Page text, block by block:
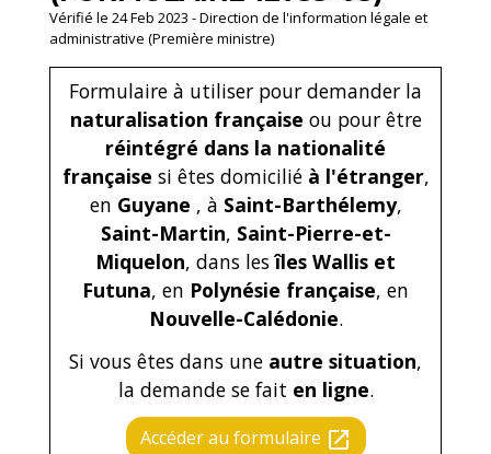
Vérifié le 24 Feb 2023 - Direction de l'information légale et
administrative (Première ministre)
Formulaire à utiliser pour demander la
naturalisation française ou pour être
réintégré dans la nationalité
française si êtes domicilié à l'étranger,
en Guyane , à Saint-Barthélemy,
Saint-Martin, Saint-Pierre-et-
Miquelon, dans lesîles Wallis et
Futuna, en Polynésie française, en
Nouvelle-Calédonie.
Si vous êtes dans une autre situation,
la demande se fait en ligne.
Accéder au formulaire open_in_new